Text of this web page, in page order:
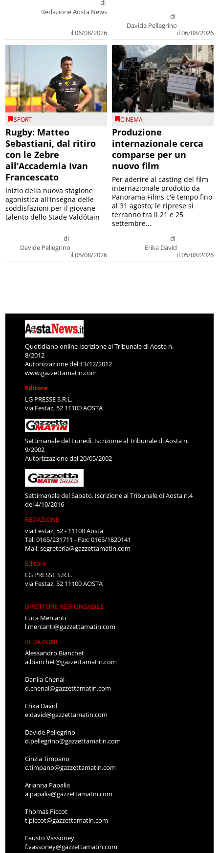
di
Redazione Aosta News
il 06/08/2026
di
Davide Pellegrino
il 06/08/2026
SPORT
Rugby: Matteo
Sebastiani, dal ritiro
con le Zebre
all’Accademia Ivan
Francescato
di
Davide Pellegrino
il 05/08/2026
Inizio della nuova stagione
agonistica all'insegna delle
soddisfazioni per il giovane
talento dello Stade Valdôtain
CINEMA
Produzione
internazionale cerca
comparse per un
nuovo film
di
Erika David
il 05/08/2026
Per aderire al casting del film
internazionale prodotto da
Panorama Films c'è tempo fino
al 31 agosto; le riprese si
terranno tra il 21 e 25
settembre...
Quotidiano online Iscrizione al Tribunale di Aosta n.
8/2012
Autorizzazione del 13/12/2012
www.gazzettamatin.com
Editore
LG PRESSE S.R.L.
via Festaz, 52 11100 AOSTA
Settimanale del Lunedì. Iscrizione al Tribunale di Aosta n.
9/2002
Autorizzazione del 20/05/2002
Settimanale del Sabato. Iscrizione al Tribunale di Aosta n.4
del 4/10/2016
REDAZIONE
via Festaz, 52 - 11100 Aosta
Tel: 0165/231711 - Fax: 0165/1820141
Mail:segreteria@gazzettamatin.com
Editore
LG PRESSE S.R.L.
via Festaz, 52 11100 AOSTA
DIRETTORE RESPONSABILE
Luca Mercanti
l.mercanti@gazzettamatin.com
REDAZIONE
Alessandro Bianchet
a.bianchet@gazzettamatin.com
Danila Chenal
d.chenal@gazzettamatin.com
Erika David
e.david@gazzettamatin.com
Davide Pellegrino
d.pellegrino@gazzettamatin.com
Cinzia Timpano
c.timpano@gazzettamatin.com
Arianna Papalia
a.papalia@gazzettamatin.com
Thomas Piccot
t.piccot@gazzettamatin.com
Fausto Vassoney
f.vassoney@gazzettamatin.com